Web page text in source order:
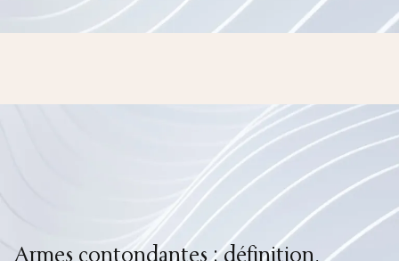
Armes contondantes : définition,